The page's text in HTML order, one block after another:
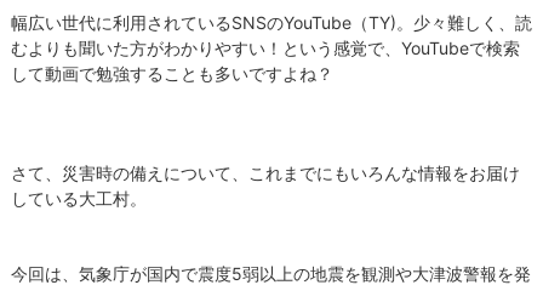
幅広い世代に利用されているSNSのYouTube（TY)。少々難しく、読
むよりも聞いた方がわかりやすい！という感覚で、YouTubeで検索
して動画で勉強することも多いですよね？
さて、災害時の備えについて、これまでにもいろんな情報をお届け
している大工村。
今回は、気象庁が国内で震度5弱以上の地震を観測や大津波警報を発